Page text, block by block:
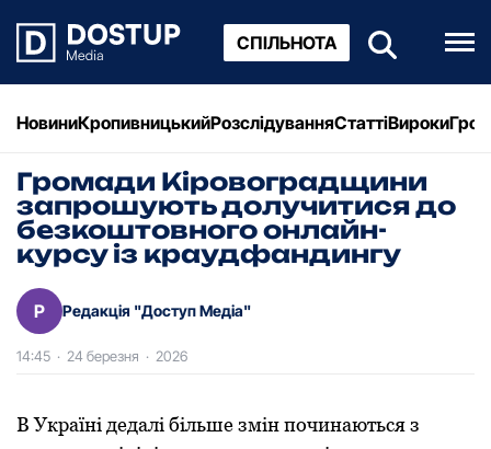
СПІЛЬНОТА
НовиниКропивницькийРозслідуванняСтаттіВироки
Громади Кіровоградщини
запрошують долучитися до
безкоштовного онлайн-
курсу із краудфандингу
Р Редакція "Доступ Медіа"
14:45 · 24 березня · 2026
В Україні дедалі більше змін починаються з